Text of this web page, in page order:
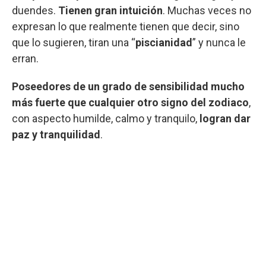
duendes. Tienen gran intuición. Muchas veces no
expresan lo que realmente tienen que decir, sino
que lo sugieren, tiran una “piscianidad” y nunca le
erran.
Poseedores de un grado de sensibilidad mucho
más fuerte que cualquier otro signo del zodiaco,
con aspecto humilde, calmo y tranquilo, logran dar
paz y tranquilidad .